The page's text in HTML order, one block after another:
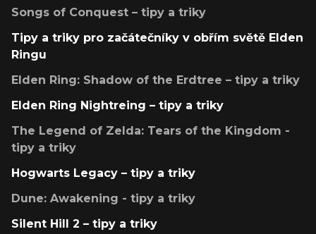
Songs of Conquest – tipy a triky
Tipy a triky pro začátečníky v obřím světě Elden
Ringu
Elden Ring: Shadow of the Erdtree – tipy a triky
Elden Ring Nightreing – tipy a triky
The Legend of Zelda: Tears of the Kingdom -
tipy a triky
Hogwarts Legacy – tipy a triky
Dune: Awakening - tipy a triky
Silent Hill 2 – tipy a triky